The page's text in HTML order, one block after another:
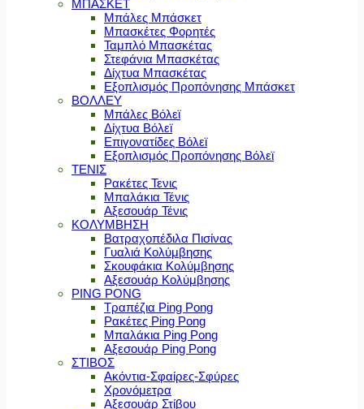
ΜΠΑΣΚΕΤ
Μπάλες Μπάσκετ
Μπασκέτες Φορητές
Ταμπλό Μπασκέτας
Στεφάνια Μπασκέτας
Δίχτυα Μπασκέτας
Εξοπλισμός Προπόνησης Μπάσκετ
ΒΟΛΛΕΥ
Μπάλες Βόλεϊ
Δίχτυα Βόλεϊ
Επιγονατίδες Βόλεϊ
Εξοπλισμός Προπόνησης Βόλεϊ
ΤΕΝΙΣ
Ρακέτες Τενις
Μπαλάκια Τένις
Αξεσουάρ Τένις
ΚΟΛΥΜΒΗΣΗ
Βατραχοπέδιλα Πισίνας
Γυαλιά Κολύμβησης
Σκουφάκια Κολύμβησης
Αξεσουάρ Κολύμβησης
PING PONG
Τραπέζια Ping Pong
Ρακέτες Ping Pong
Μπαλάκια Ping Pong
Αξεσουάρ Ping Pong
ΣΤΙΒΟΣ
Ακόντια-Σφαίρες-Σφύρες
Χρονόμετρα
Αξεσουάρ Στίβου